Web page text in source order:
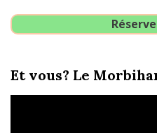
Et vous? Le